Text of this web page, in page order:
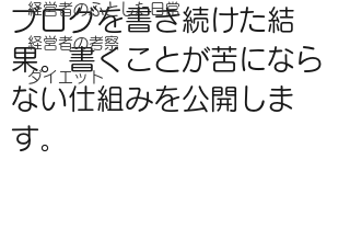
経営者のふとした日常
経営者の考察
ダイエット
ブログを書き続けた結
果。書くことが苦になら
ない仕組みを公開しま
す。